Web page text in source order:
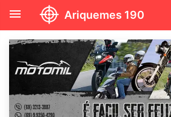
menu Ariquemes 190